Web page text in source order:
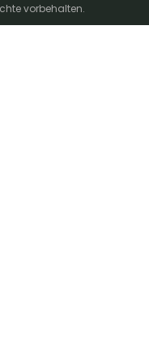
vorbehalten.